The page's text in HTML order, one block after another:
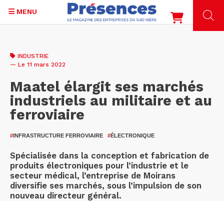
contenu
MENU
INDUSTRIE
— Le 11 mars 2022
Maatel élargit ses marchés
industriels au militaire et au
ferroviaire
#INFRASTRUCTURE FERROVIAIRE #ÉLECTRONIQUE
Spécialisée dans la conception et fabrication de
produits électroniques pour l’industrie et le
secteur médical, l’entreprise de Moirans
diversifie ses marchés, sous l’impulsion de son
nouveau directeur général.